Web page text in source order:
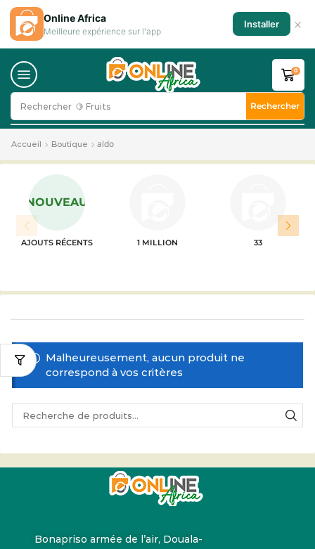
Rechercher 🍋 Fruits Rechercher
0
Accueil Boutique aldo
NOUVEAU
AJOUTS RÉCENTS 1 MILLION 33
Malheureusement, aucun produit ne
correspond à vos critères
Bonapriso armée de l’air, Douala-
Online Africa
Meilleure expérience sur l'app
Installer ×